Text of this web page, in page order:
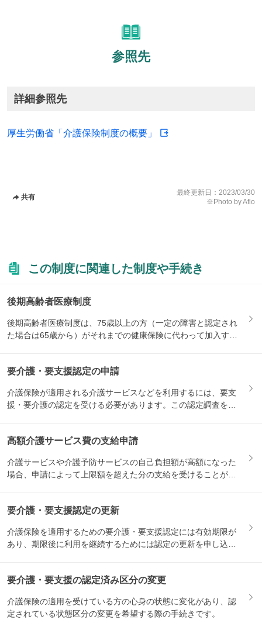
参照先
詳細参照先
厚生労働省「介護保険制度の概要」
共有
最終更新日： 2023/03/30
※Photo by Aflo
この制度に関連した制度や手続き
後期高齢者医療制度
後期高齢者医療制度は、75歳以上の方（一定の障害と認定され
た場合は65歳から）がそれまでの健康保険に代わって加入する
要介護・要支援認定の申請
介護保険が適用される介護サービスなどを利用するには、要支
援・要介護の認定を受ける必要があります。この認定調査を受
高額介護サービス費の支給申請
介護サービスや介護予防サービスの自己負担額が高額になった
場合、申請によって上限額を超えた分の支給を受けることがで
要介護・要支援認定の更新
介護保険を適用するための要介護・要支援認定には有効期限が
あり、期限後に利用を継続するためには認定の更新を申し込む
要介護・要支援の認定済み区分の変更
介護保険の適用を受けている方の心身の状態に変化があり、認
定されている状態区分の変更を希望する際の手続きです。